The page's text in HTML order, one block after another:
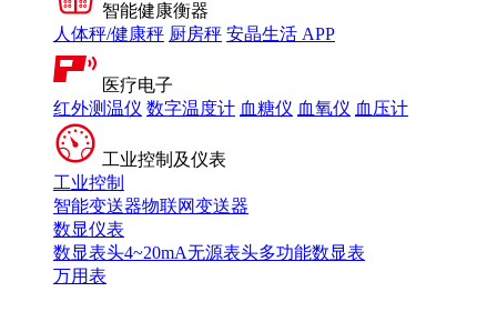
智能健康衡器
人体秤/健康秤 厨房秤 安晶生活 APP
医疗电子
红外测温仪 数字温度计 血糖仪 血氧仪 血压计
工业控制及仪表
工业控制
智能变送器物联网变送器
数显仪表
数显表头4~20mA无源表头多功能数显表
万用表